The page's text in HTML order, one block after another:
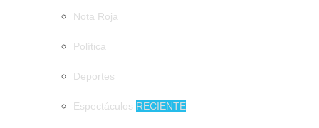
Nota Roja
Política
Deportes
Espectáculos RECIENTE